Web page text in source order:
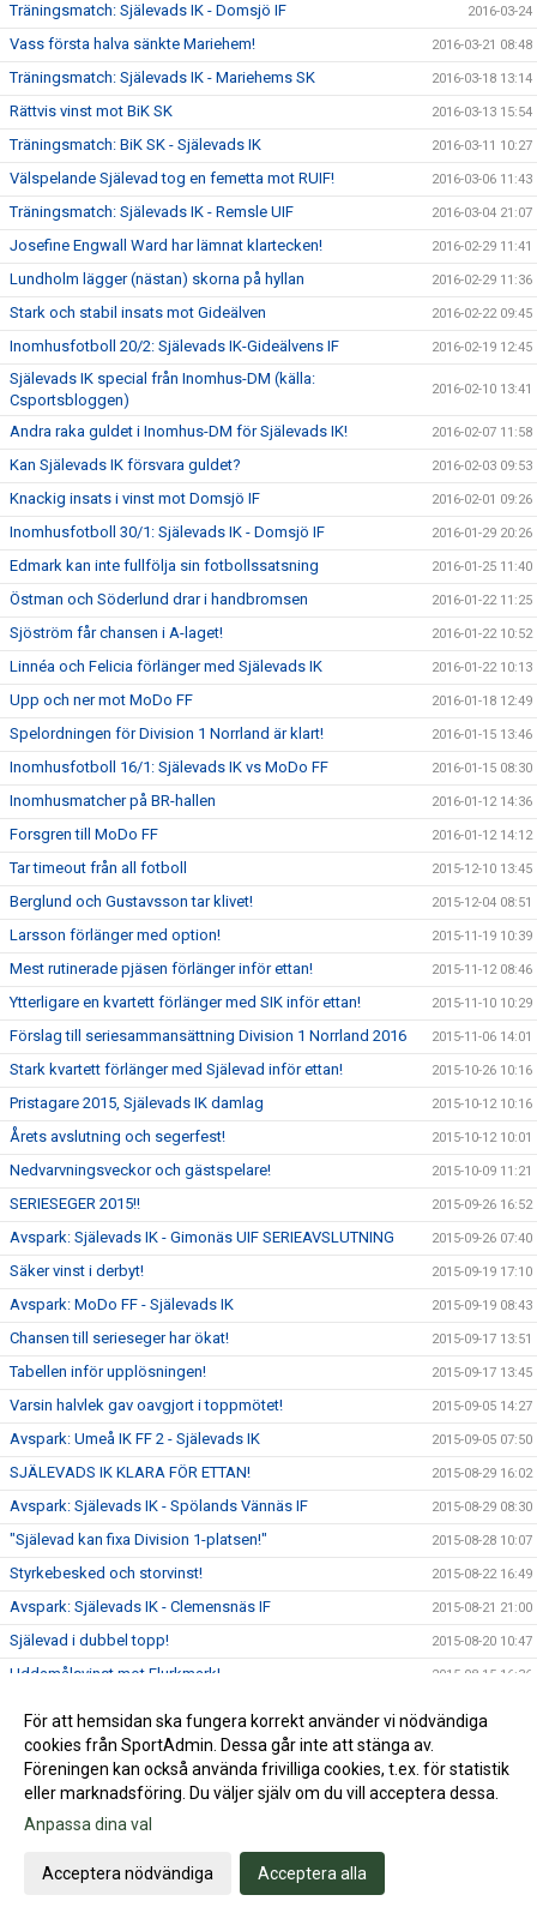
Träningsmatch: Själevads IK - Domsjö IF 2016-03-24
Vass första halva sänkte Mariehem! 2016-03-21 08:48
Träningsmatch: Själevads IK - Mariehems SK 2016-03-18 13:14
Rättvis vinst mot BiK SK 2016-03-13 15:54
Träningsmatch: BiK SK - Själevads IK 2016-03-11 10:27
Välspelande Själevad tog en femetta mot RUIF! 2016-03-06 11:43
Träningsmatch: Själevads IK - Remsle UIF 2016-03-04 21:07
Josefine Engwall Ward har lämnat klartecken! 2016-02-29 11:41
Lundholm lägger (nästan) skorna på hyllan 2016-02-29 11:36
Stark och stabil insats mot Gideälven 2016-02-22 09:45
Inomhusfotboll 20/2: Själevads IK-Gideälvens IF 2016-02-19 12:45
Själevads IK special från Inomhus-DM (källa:
Csportsbloggen)
2016-02-10 13:41
Andra raka guldet i Inomhus-DM för Själevads IK! 2016-02-07 11:58
Kan Själevads IK försvara guldet? 2016-02-03 09:53
Knackig insats i vinst mot Domsjö IF 2016-02-01 09:26
Inomhusfotboll 30/1: Själevads IK - Domsjö IF 2016-01-29 20:26
Edmark kan inte fullfölja sin fotbollssatsning 2016-01-25 11:40
Östman och Söderlund drar i handbromsen 2016-01-22 11:25
Sjöström får chansen i A-laget! 2016-01-22 10:52
Linnéa och Felicia förlänger med Själevads IK 2016-01-22 10:13
Upp och ner mot MoDo FF 2016-01-18 12:49
Spelordningen för Division 1 Norrland är klart! 2016-01-15 13:46
Inomhusfotboll 16/1: Själevads IK vs MoDo FF 2016-01-15 08:30
Inomhusmatcher på BR-hallen 2016-01-12 14:36
Forsgren till MoDo FF 2016-01-12 14:12
Tar timeout från all fotboll 2015-12-10 13:45
Berglund och Gustavsson tar klivet! 2015-12-04 08:51
Larsson förlänger med option! 2015-11-19 10:39
Mest rutinerade pjäsen förlänger inför ettan! 2015-11-12 08:46
Ytterligare en kvartett förlänger med SIK inför ettan! 2015-11-10 10:29
Förslag till seriesammansättning Division 1 Norrland 2016 2015-11-06 14:01
Stark kvartett förlänger med Själevad inför ettan! 2015-10-26 10:16
Pristagare 2015, Själevads IK damlag 2015-10-12 10:16
Årets avslutning och segerfest! 2015-10-12 10:01
Nedvarvningsveckor och gästspelare! 2015-10-09 11:21
SERIESEGER 2015!! 2015-09-26 16:52
Avspark: Själevads IK - Gimonäs UIF SERIEAVSLUTNING 2015-09-26 07:40
Säker vinst i derbyt! 2015-09-19 17:10
Avspark: MoDo FF - Själevads IK 2015-09-19 08:43
Chansen till serieseger har ökat! 2015-09-17 13:51
Tabellen inför upplösningen! 2015-09-17 13:45
Varsin halvlek gav oavgjort i toppmötet! 2015-09-05 14:27
Avspark: Umeå IK FF 2 - Själevads IK 2015-09-05 07:50
SJÄLEVADS IK KLARA FÖR ETTAN! 2015-08-29 16:02
Avspark: Själevads IK - Spölands Vännäs IF 2015-08-29 08:30
"Själevad kan fixa Division 1-platsen!" 2015-08-28 10:07
Styrkebesked och storvinst! 2015-08-22 16:49
Avspark: Själevads IK - Clemensnäs IF 2015-08-21 21:00
Själevad i dubbel topp! 2015-08-20 10:47
Uddamålsvinst mot Flurkmark! 2015-08-15 16:36
Vinst i hettan mot Hörnsjö!
Avspark: Själevads IK - Hörnsjö IF 2015-08-08 07:40
Seger trots tveksam inledning
DM-GULDET TILL SJÄLEVADS IK
För att hemsidan ska fungera korrekt använder vi nödvändiga
cookies från SportAdmin. Dessa går inte att stänga av.
Föreningen kan också använda frivilliga cookies, t.ex. för statistik
eller marknadsföring. Du väljer själv om du vill acceptera dessa.
Anpassa dina val
Acceptera nödvändiga Acceptera alla